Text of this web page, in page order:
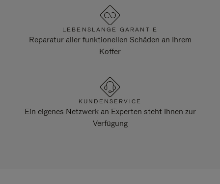
LEBENSLANGE GARANTIE
Reparatur aller funktionellen Schäden an Ihrem
Koffer
KUNDENSERVICE
Ein eigenes Netzwerk an Experten steht Ihnen zur
Verfügung